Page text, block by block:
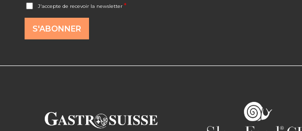
A
c
c
d
J'accepte de recevoir la newsletter *
S'ABONNER